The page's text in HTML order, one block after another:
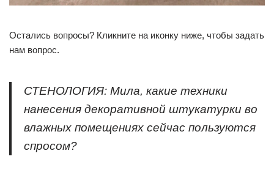
Остались вопросы? Кликните на иконку ниже, чтобы задать
нам вопрос.
СТЕНОЛОГИЯ: Мила, какие техники
нанесения декоративной штукатурки во
влажных помещениях сейчас пользуются
спросом?